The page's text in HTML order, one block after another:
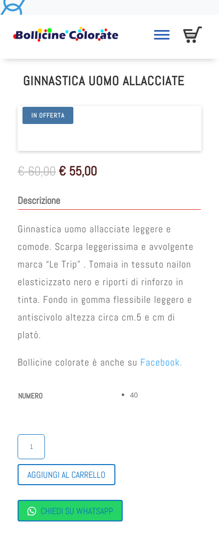
GINNASTICA UOMO ALLACCIATE
IN OFFERTA
€60,00 Il
prezzo
era:
€ 55,00Il
Descrizione
Ginnastica uomo allacciate leggere e
comode. Scarpa leggerissima e avvolgente
marca “Le Trip” . Tomaia in tessuto nailon
elasticizzato nero e riporti di rinforzo in
tinta. Fondo in gomma flessibile leggero e
antiscivolo altezza circa cm.5 e cm di
platò.
Bollicine colorate è anche su Facebook.
NUMERO 40
GINNASTICA
UOMO
ALLACCIATE
QUANTITÀ
AGGIUNGI AL CARRELLO
CHIEDI SU WHATSAPP